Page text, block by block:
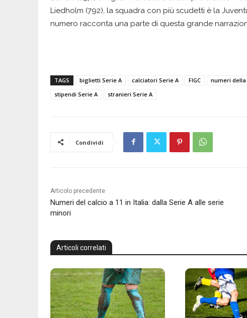
Liedholm (792), la squadra con più scudetti è la
numero racconta una parte di questa grande
TAGS biglietti Serie A calciatori Serie A FIGC numeri della
stipendi Serie A
stranieri Serie A
Condividi
Articolo precedente
Numeri del calcio a 11 in Italia: dalla Serie A alle serie
minori
Articoli correlati